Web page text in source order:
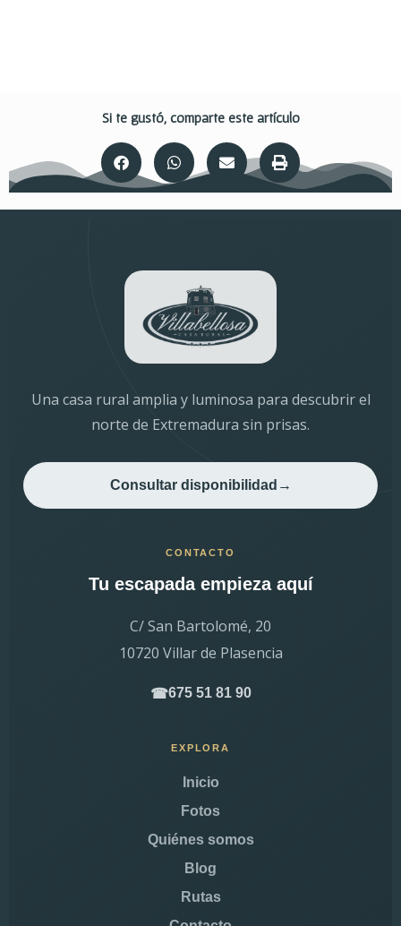
Si te gustó, comparte este artículo
Una casa rural amplia y luminosa para descubrir el
norte de Extremadura sin prisas.
Consultar disponibilidad →
CONTACTO
Tu escapada empieza aquí
C/ San Bartolomé, 20
10720 Villar de Plasencia
☎675 51 81 90
EXPLORA
Inicio
Fotos
Quiénes somos
Blog
Rutas